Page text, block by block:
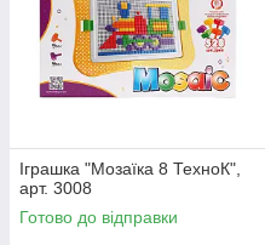
Іграшка "Мозаїка 8 ТехноК",
арт. 3008
Готово до відправки